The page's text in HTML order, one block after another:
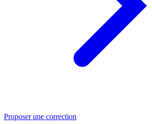
Proposer une correction